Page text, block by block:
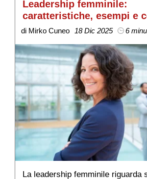
Leadership femminile:
caratteristiche, esempi e
di Mirko Cuneo 18 Dic 2025 6
La leadership femminile riguarda